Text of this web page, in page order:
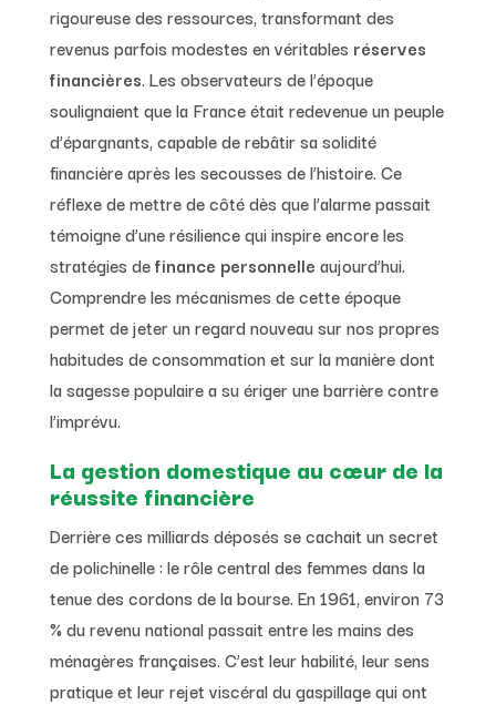
rigoureuse des ressources, transformant des
revenus parfois modestes en véritables réserves
financières. Les observateurs de l’époque
soulignaient que la France était redevenue un peuple
d’épargnants, capable de rebâtir sa solidité
financière après les secousses de l’histoire. Ce
réflexe de mettre de côté dès que l’alarme passait
témoigne d’une résilience qui inspire encore les
stratégies definance personnelle aujourd’hui.
Comprendre les mécanismes de cette époque
permet de jeter un regard nouveau sur nos propres
habitudes de consommation et sur la manière dont
la sagesse populaire a su ériger une barrière contre
l’imprévu.
La gestion domestique au cœur de la
réussite financière
Derrière ces milliards déposés se cachait un secret
de polichinelle : le rôle central des femmes dans la
tenue des cordons de la bourse. En 1961, environ 73
% du revenu national passait entre les mains des
ménagères françaises. C’est leur habilité, leur sens
pratique et leur rejet viscéral du gaspillage qui ont